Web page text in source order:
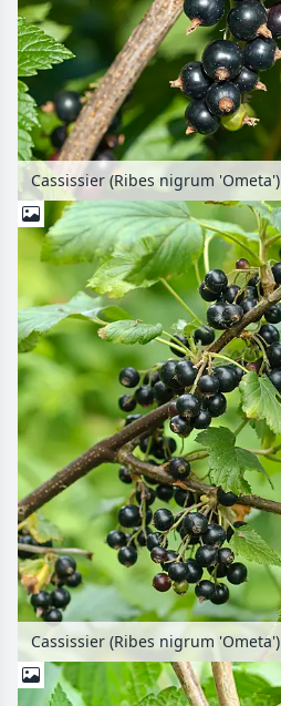
Cassissier (Ribes nigrum 'Ometa')
Cassissier (Ribes nigrum 'Ometa')